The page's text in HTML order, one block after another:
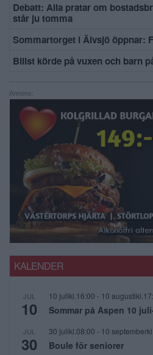
Debatt: Alla pratar om
står ju tomma
Sommartorget i Älvsjö öppnar:
Bilist körde på vuxen och barn
Annons:
KALENDER
JUL
10
10 julikl.16:00 - 10
Sommar på Aspen 10
JUL
30
30 julikl.08:00 - 10
Boule för seniorer